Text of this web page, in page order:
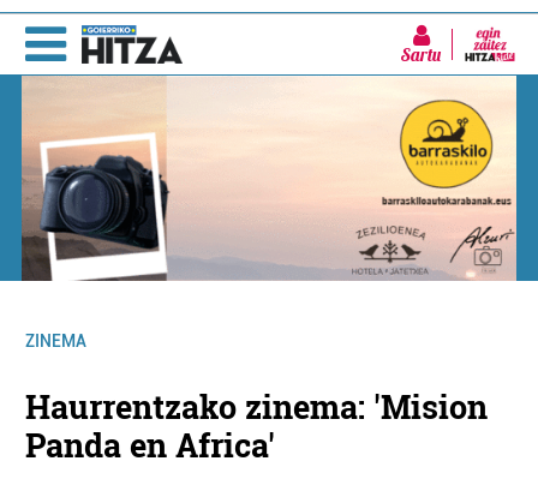
Sartu
ZINEMA
Haurrentzako zinema: 'Mision
Panda en Africa'